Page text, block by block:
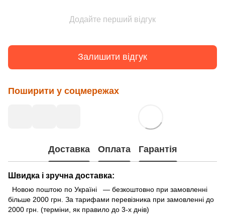
Додайте перший відгук
Залишити відгук
Поширити у соцмережах
Доставка Оплата Гарантія
Швидка і зручна доставка:
Новою поштою по Україні — безкоштовно при замовленні
більше 2000 грн. За тарифами перевізника при замовленні до
2000 грн. (терміни, як правило до 3-х днів)